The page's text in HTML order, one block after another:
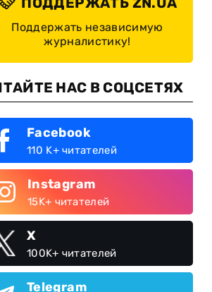
Поддержать независимую
журналистику!
НАС В СОЦСЕТЯХ
Facebook
110 K+ читателей
Instagram
15K+ читателей
X
100K+ читателей
Telegram